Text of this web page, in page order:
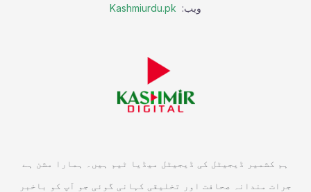
ویب: Kashmiurdu.pk
ہم کشمیر ڈیجیٹل کی ڈیجیٹل میڈیا ٹیم ہیں۔ ہمارا مشن ہے
جرات مندانہ صحافت اور تخلیقی کہانی گوئی جو آپ کو باخبر